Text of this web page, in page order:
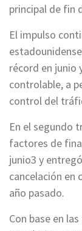
principal de fin
El impulso
récord en junio
controlable, a
control del
En el segundo
factores de
junio3 y
cancelación en
año pasado.
Con base en